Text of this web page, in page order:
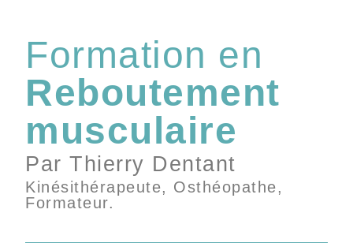
Formation en
Reboutement
musculaire
Par Thierry Dentant
Kinésithérapeute, Osthéopathe,
Formateur.